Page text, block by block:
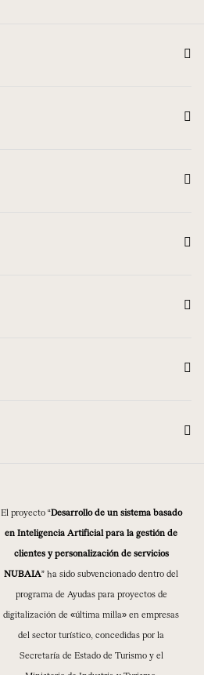
El proyecto “Desarrollo de un sistema basado
en Inteligencia Artificial para la gestión de
clientes y personalización de servicios
NUBAIA” ha sido subvencionado dentro del
programa de Ayudas para proyectos de
digitalización de «última milla» en empresas
del sector turístico, concedidas por la
Secretaría de Estado de Turismo y el